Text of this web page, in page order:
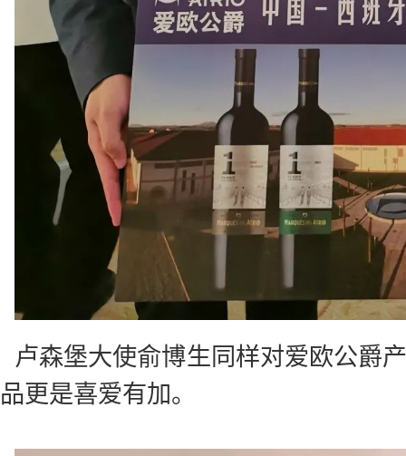
卢森堡大使俞博生同样对爱欧公爵
品更是喜爱有加。